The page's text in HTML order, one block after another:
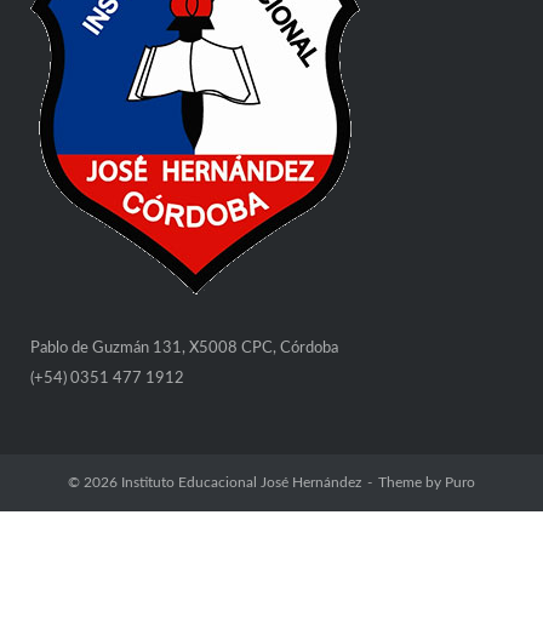
Pablo de Guzmán 131, X5008 CPC, Córdoba
(+54) 0351 477 1912
© 2026 Instituto Educacional José Hernández Theme by Puro